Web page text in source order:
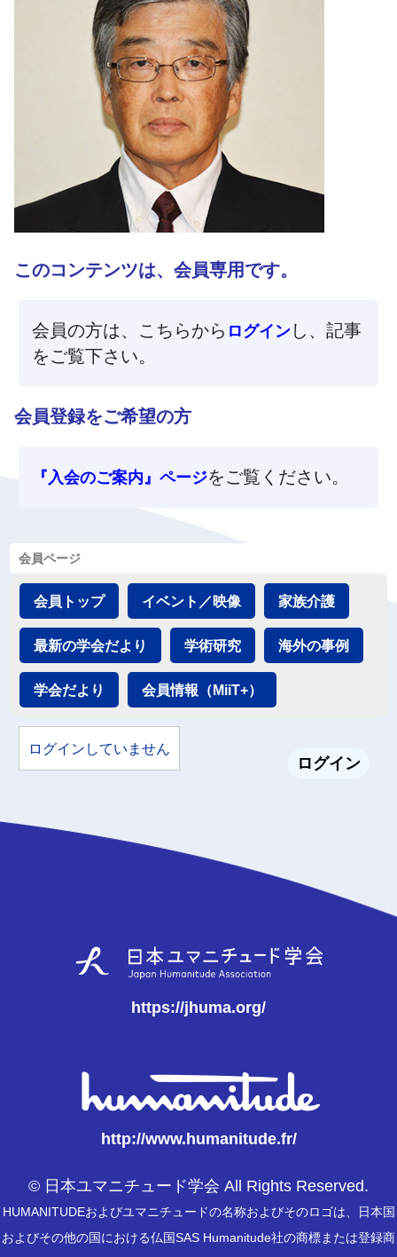
このコンテンツは、会員専用です。
会員の方は、こちらから ログイン し、記事
をご覧下さい。
会員登録をご希望の方
『入会のご案内』ページをご覧ください。
会員ページ
会員トップ イベント／映像 家族介護
最新の学会だより 学術研究 海外の事例
学会だより 会員情報（MiiT+）
ログインしていません
ログイン
https://jhuma.org/
http://www.humanitude.fr/
© 日本ユマニチュード学会 All Rights Reserved.
HUMANITUDEおよびユマニチュードの名称およびそのロゴは、日本国
およびその他の国における仏国SAS Humanitude社の商標または登録商